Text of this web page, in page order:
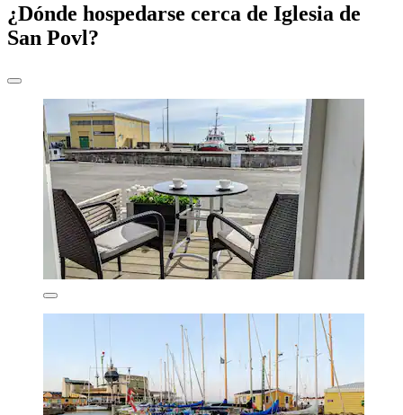
¿Dónde hospedarse cerca de Iglesia de
San Povl?